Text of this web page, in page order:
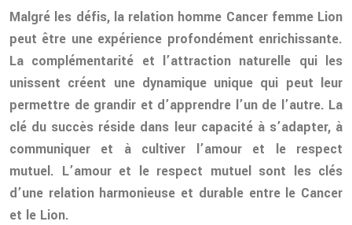
Malgré les défis, la relation homme Cancer femme Lion
peut être une expérience profondément enrichissante.
La complémentarité et l’attraction naturelle qui les
unissent créent une dynamique unique qui peut leur
permettre de grandir et d’apprendre l’un de l’autre. La
clé du succès réside dans leur capacité à s’adapter, à
communiquer et à cultiver l’amour et le respect
mutuel. L’amour et le respect mutuel sont les clés
d’une relation harmonieuse et durable entre le Cancer
et le Lion.